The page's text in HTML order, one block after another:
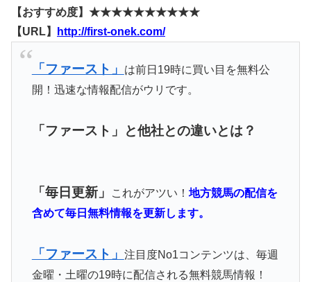
【おすすめ度】★★★★★★★★★★
【URL】
http://first-onek.com/
「ファースト」
は前日19時に買い目を無料公
開！迅速な情報配信がウリです。
「ファースト」と他社との違いとは？
「毎日更新」 これがアツい！ 地方競馬の配信を
含めて毎日無料情報を更新します。
「ファースト」 注目度No1コンテンツは、毎週
金曜・土曜の19時に配信される無料競馬情報！